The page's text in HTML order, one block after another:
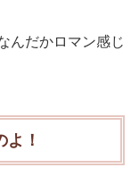
んだかロマン感じ
！